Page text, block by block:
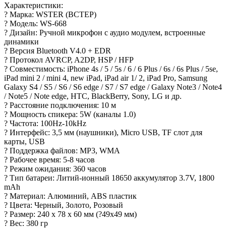
Характеристики:
? Марка: WSTER (ВСТЕР)
? Модель: WS-668
? Дизайн: Ручной микрофон с аудио модулем, встроенные
динамики
? Версия Bluetooth V4.0 + EDR
? Протокол AVRCP, A2DP, HSP / HFP
? Совместимость: iPhone 4s / 5 / 5s / 6 / 6 Plus / 6s / 6s Plus / 5se,
iPad mini 2 / mini 4, new iPad, iPad air 1/ 2, iPad Pro, Samsung
Galaxy S4 / S5 / S6 / S6 edge / S7 / S7 edge / Galaxy Note3 / Note4
/ Note5 / Note edge, HTC, BlackBerry, Sony, LG и др.
? Расстояние подключения: 10 м
? Мощность спикера: 5W (каналы 1.0)
? Частота: 100Hz-10kHz
? Интерфейс: 3,5 мм (наушники), Micro USB, TF слот для
карты, USB
? Поддержка файлов: MP3, WMA
? Рабочее время: 5-8 часов
? Режим ожидания: 360 часов
? Тип батареи: Литий-ионный 18650 аккумулятор 3.7V, 1800
mAh
? Материал: Алюминий, ABS пластик
? Цвета: Черный, Золото, Розовый
? Размер: 240 х 78 х 60 мм (?49x49 мм)
? Вес: 380 гр